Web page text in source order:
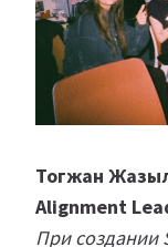
Тогжан
Alignment
При создании